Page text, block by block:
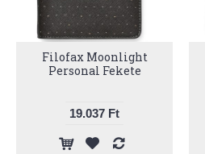
Filofax Moonlight
Personal Fekete
19.037 Ft